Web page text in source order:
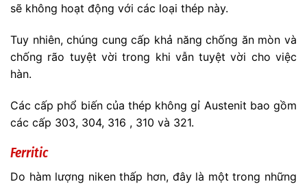
sẽ không hoạt động với các loại thép này.
Tuy nhiên, chúng cung cấp khả năng chống ăn mòn và
chống rão tuyệt vời trong khi vẫn tuyệt vời cho việc
hàn.
Các cấp phổ biến của thép không gỉ Austenit bao gồm
các cấp 303, 304, 316 , 310 và 321.
Ferritic
Do hàm lượng niken thấp hơn, đây là một trong những